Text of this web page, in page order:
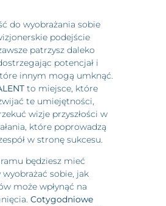
do wyobrażania sobie
podejście
patrzysz daleko
potencjał i
innym mogą umknąć.
to miejsce, które
te umiejętności,
wizje przyszłości w
które poprowadzą
w stronę sukcesu.
będziesz mieć
wyobrażać sobie, jak
może wpłynąć na
Cotygodniowe